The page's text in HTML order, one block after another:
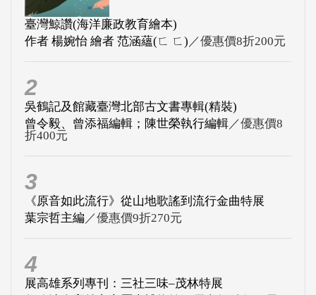
臺灣鯨讚(海洋廉政教育繪本)
作者 楊婉怡 繪者 范涵蘊(ㄈ ㄈ) ／優惠價8折200元
2
吳鶴記及館藏臺灣北部古文書專輯(精裝)
曾令毅、曾添福編輯；陳世榮執行編輯／優惠價8
折400元
3
《原音如此流行》從山地歌謠到流行金曲特展
葉宗哲主編 ／優惠價9折270元
4
展高雄系列專刊：三社三味–茂林特展